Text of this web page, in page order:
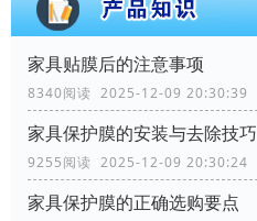
家具贴膜后的注意事项
8340阅读 2025-12-09 20:30:39
家具保护膜的安装与去除技巧
9255阅读 2025-12-09 20:30:24
家具保护膜的正确选购要点